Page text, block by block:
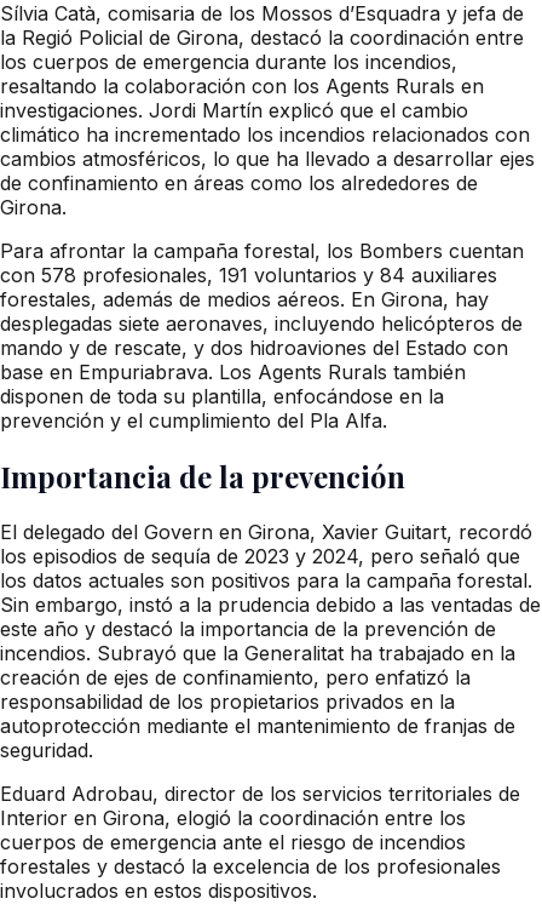
Sílvia Catà, comisaria de los Mossos d’Esquadra y jefa de
la Regió Policial de Girona, destacó la coordinación entre
los cuerpos de emergencia durante los incendios,
resaltando la colaboración con los Agents Rurals en
investigaciones. Jordi Martín explicó que el cambio
climático ha incrementado los incendios relacionados con
cambios atmosféricos, lo que ha llevado a desarrollar ejes
de confinamiento en áreas como los alrededores de
Girona.
Para afrontar la campaña forestal, los Bombers cuentan
con 578 profesionales, 191 voluntarios y 84 auxiliares
forestales, además de medios aéreos. En Girona, hay
desplegadas siete aeronaves, incluyendo helicópteros de
mando y de rescate, y dos hidroaviones del Estado con
base en Empuriabrava. Los Agents Rurals también
disponen de toda su plantilla, enfocándose en la
prevención y el cumplimiento del Pla Alfa.
Importancia de la prevención
El delegado del Govern en Girona, Xavier Guitart, recordó
los episodios de sequía de 2023 y 2024, pero señaló que
los datos actuales son positivos para la campaña forestal.
Sin embargo, instó a la prudencia debido a las ventadas de
este año y destacó la importancia de la prevención de
incendios. Subrayó que la Generalitat ha trabajado en la
creación de ejes de confinamiento, pero enfatizó la
responsabilidad de los propietarios privados en la
autoprotección mediante el mantenimiento de franjas de
seguridad.
Eduard Adrobau, director de los servicios territoriales de
Interior en Girona, elogió la coordinación entre los
cuerpos de emergencia ante el riesgo de incendios
forestales y destacó la excelencia de los profesionales
involucrados en estos dispositivos.